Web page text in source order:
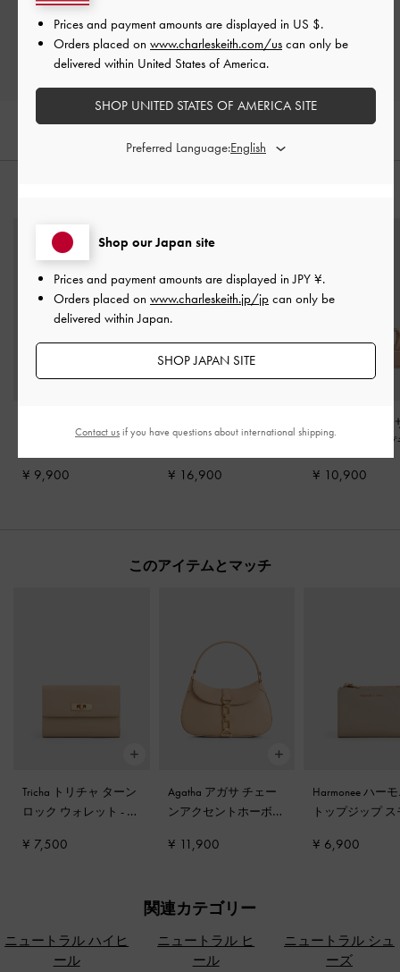
レビューを書く
テント ポインテッド
ヒールミュール-ヌー
ド
¥ 9,900
スカ ピープトゥ プラ
ットフォームヒール-
ヌード
¥ 16,900
Lindon リンドン
ストラッピー
トフォーム ウ
ヌード
¥ 10,900
このアイテムとマッチ
Tricha トリチャ ターン
ロック ウォレット - サ
¥ 7,500
Agatha アガサ チェー
ンアクセントホーボー
¥ 11,900
Harmonee ハー
トップジップ
¥ 6,900
関連カテゴリー
ニュートラル ハイヒ
ール
ニュートラル ヒ
ール
ニュートラル シュ
ーズ
Shop our Japan site
Prices and payment amounts are displayed inJPY ¥.
Orders placed on www.charleskeith.jp/jp can only be
delivered within Japan.
SHOP JAPAN SITE
Prices and payment amounts are displayed in US $.
Orders placed on www.charleskeith.com/us can only be
delivered within United States of America.
SHOP UNITED STATES OF AMERICA SITE
Preferred Language:
Contact usif you have questions about international shipping.